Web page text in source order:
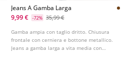
Jeans A Gamba Larga
9,99 €
-72% 35,99 €
Gamba ampia con taglio dritto. Chiusura
frontale con cerniera e bottone metallico.
Jeans a gamba larga a vita media con